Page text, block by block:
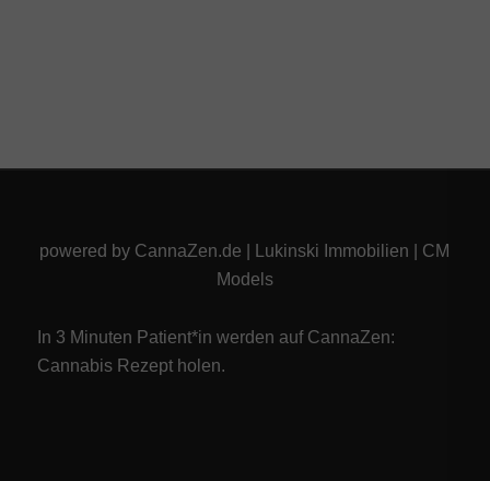
powered by CannaZen.de Lukinski Immobilien
CM
Models
In 3 Minuten Patient*in werden auf CannaZen:
Cannabis Rezeptholen.